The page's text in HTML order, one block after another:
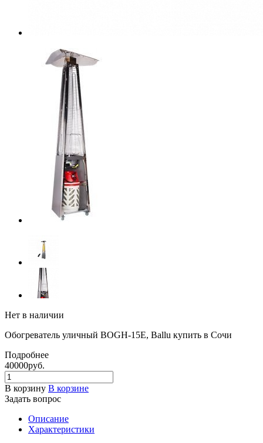
Нет в наличии
Обогреватель уличный BOGH-15Е, Ballu купить в Сочи
Подробнее
40000руб.
В корзину В корзине
Задать вопрос
Описание
Характеристики